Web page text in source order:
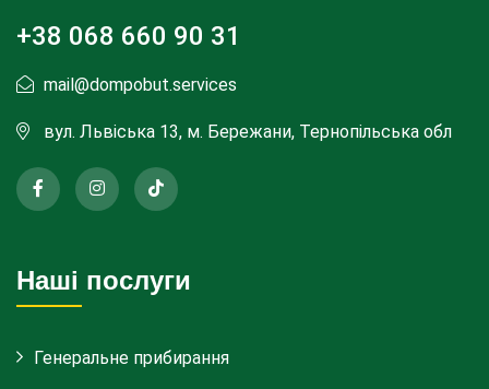
+38 068 660 90 31
mail@dompobut.services
вул. Львіська 13, м. Бережани, Тернопільська обл
Наші послуги
Генеральне прибирання